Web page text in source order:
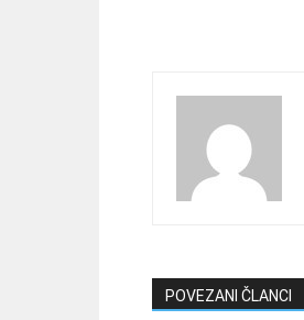
POVEZANI ČLANCI